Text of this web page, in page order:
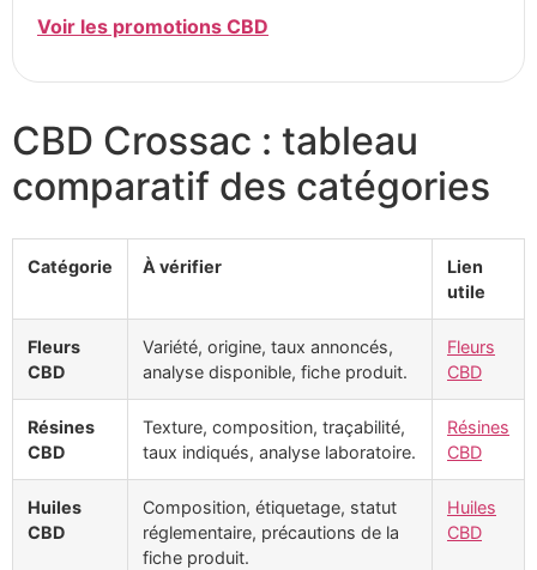
Voir les promotions CBD
CBD Crossac : tableau
comparatif des catégories
Catégorie À vérifier
Lien
utile
Fleurs
CBD
Variété, origine, taux annoncés,
analyse disponible, fiche produit.
Fleurs
CBD
Résines
CBD
Texture, composition, traçabilité,
taux indiqués, analyse laboratoire.
Résines
CBD
Huiles
CBD
Composition, étiquetage, statut
réglementaire, précautions de la
fiche produit.
Huiles
CBD